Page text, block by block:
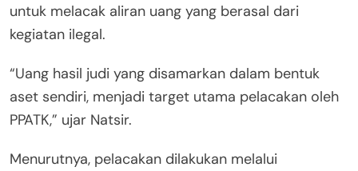
untuk melacak aliran uang yang berasal dari
kegiatan ilegal.
“Uang hasil judi yang disamarkan dalam bentuk
aset sendiri, menjadi target utama pelacakan oleh
PPATK,” ujar Natsir.
Menurutnya, pelacakan dilakukan melalui